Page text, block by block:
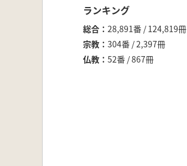
ランキング
総合
28,891番 / 124,819冊
宗教
304番 / 2,397冊
仏教
52番 / 867冊